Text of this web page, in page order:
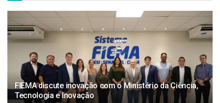
FIEMA discute inovação com o Ministério da Ciência,
Tecnologia e Inovação